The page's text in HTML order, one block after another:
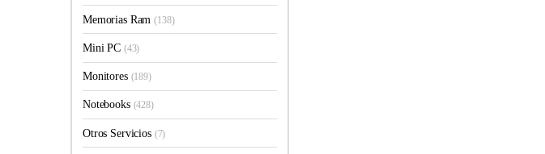
Memorias Ram(138)
Mini PC (43)
Monitores (189)
Notebooks (428)
Otros Servicios (7)